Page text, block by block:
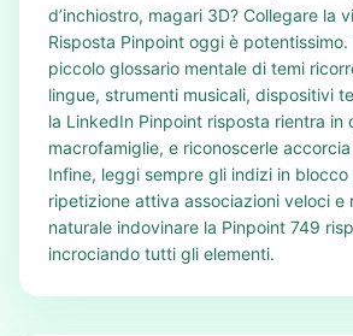
d’inchiostro, magari 3D? Collegare la
Risposta Pinpoint oggi è
piccolo glossario mentale di temi
lingue, strumenti musicali, dispositivi
la LinkedIn Pinpoint risposta rientra in
macrofamiglie, e riconoscerle
Infine, leggi sempre gli indizi in blocco
ripetizione attiva associazioni veloci e
naturale indovinare la Pinpoint 749
incrociando tutti gli elementi.